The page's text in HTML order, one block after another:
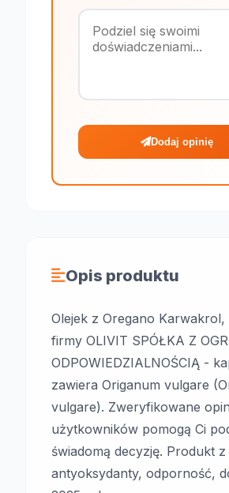
Dodaj opinię
Opis produktu
Olejek z Oregano Karwakrol,
firmy OLIVIT SPÓŁKA Z
ODPOWIEDZIALNOŚCIĄ -
zawiera Origanum vulgare
vulgare). Zweryfikowane
użytkowników pomogą Ci
świadomą decyzję. Produkt
antyoksydanty, odporność,